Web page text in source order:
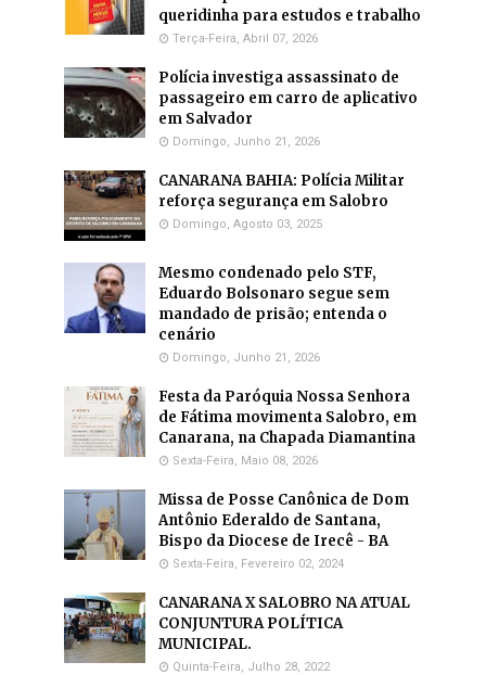
queridinha para estudos e trabalho
Terça-Feira, Abril 07, 2026
Polícia investiga assassinato de
passageiro em carro de aplicativo
em Salvador
Domingo, Junho 21, 2026
CANARANA BAHIA: Polícia Militar
reforça segurança em Salobro
Domingo, Agosto 03, 2025
Mesmo condenado pelo STF,
Eduardo Bolsonaro segue sem
mandado de prisão; entenda o
cenário
Domingo, Junho 21, 2026
Festa da Paróquia Nossa Senhora
de Fátima movimenta Salobro, em
Canarana, na Chapada Diamantina
Sexta-Feira, Maio 08, 2026
Missa de Posse Canônica de Dom
Antônio Ederaldo de Santana,
Bispo da Diocese de Irecê - BA
Sexta-Feira, Fevereiro 02, 2024
CANARANA X SALOBRO NA ATUAL
CONJUNTURA POLÍTICA
MUNICIPAL.
Quinta-Feira, Julho 28, 2022